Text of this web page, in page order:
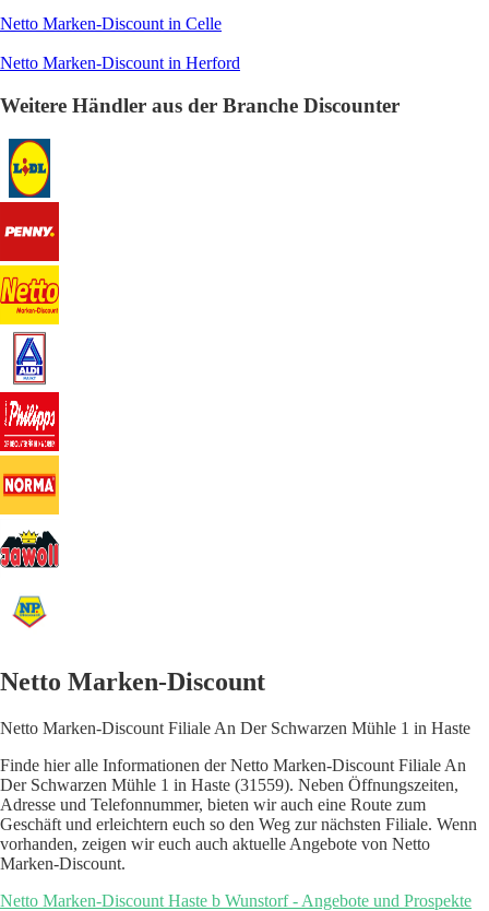
Netto Marken-Discount in Celle
Netto Marken-Discount in Herford
Weitere Händler aus der Branche Discounter
Netto Marken-Discount
Netto Marken-Discount Filiale An Der Schwarzen Mühle 1 in Haste
Finde hier alle Informationen der Netto Marken-Discount Filiale An
Der Schwarzen Mühle 1 in Haste (31559). Neben Öffnungszeiten,
Adresse und Telefonnummer, bieten wir auch eine Route zum
Geschäft und erleichtern euch so den Weg zur nächsten Filiale. Wenn
vorhanden, zeigen wir euch auch aktuelle Angebote von Netto
Marken-Discount.
Netto Marken-Discount Haste b Wunstorf - Angebote und Prospekte